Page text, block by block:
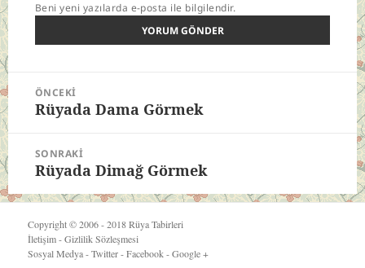
Beni yeni yazılarda e-posta ile bilgilendir.
Yazı
gezinmesi
ÖNCEKI
Önceki
Rüyada Dama Görmek
SONRAKI
Sonraki
yazı:
Rüyada Dimağ Görmek
Copyright © 2006 - 2018Rüya Tabirleri
İletişim-Gizlilik Sözleşmesi
Sosyal Medya -Twitter-Facebook-Google +